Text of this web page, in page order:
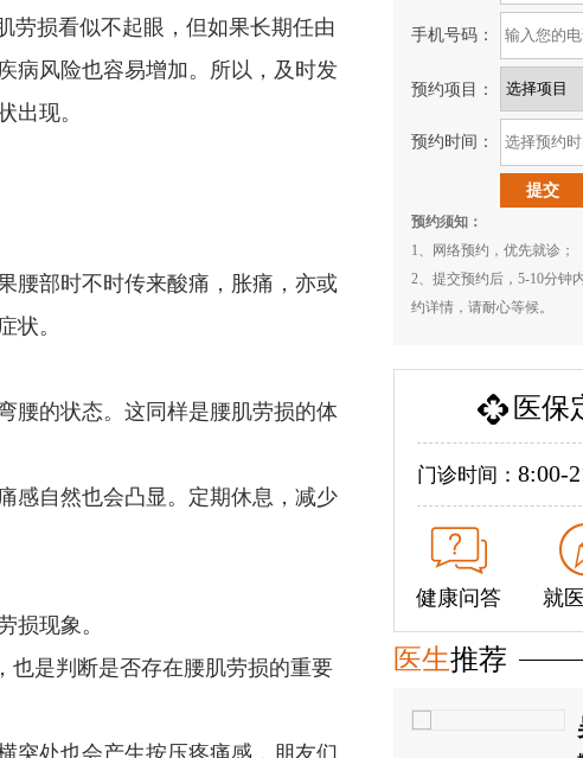
损看似不起眼，但如果长期任由
病风险也容易增加。所以，及时发
出现。
部时不时传来酸痛，胀痛，亦或
状。
的状态。这同样是腰肌劳损的体
自然也会凸显。定期休息，减少
损现象。
是判断是否存在腰肌劳损的重要
处也会产生按压疼痛感，朋友们
手机号码：
预约项目：
预约时间：
预约须知：
1、网络预约，优先就诊；
2、提交预约后，5-10分钟
约详情，请耐心等候。
医保
门诊时间： 8:00-
健康问答 就
医生推荐